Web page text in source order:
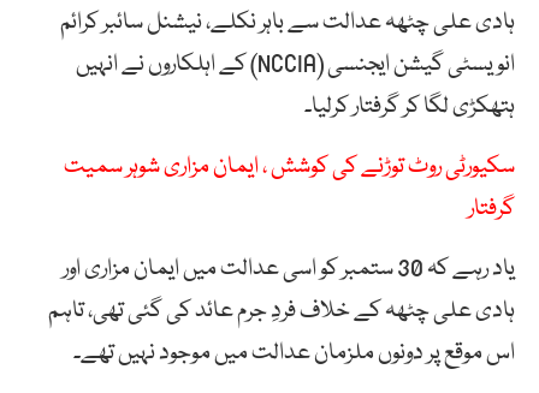
ہادی علی چٹھہ عدالت سے باہر نکلے، نیشنل سائبر کرائم
انویسٹی گیشن ایجنسی (NCCIA) کے اہلکاروں نے انہیں
ہتھکڑی لگا کر گرفتار کرلیا۔
سکیورٹی روٹ توڑنے کی کوشش ، ایمان مزاری شوہر سمیت
گرفتار
یاد رہے کہ 30 ستمبر کو اسی عدالت میں ایمان مزاری اور
ہادی علی چٹھہ کے خلاف فردِ جرم عائد کی گئی تھی، تاہم
اس موقع پر دونوں ملزمان عدالت میں موجود نہیں تھے۔